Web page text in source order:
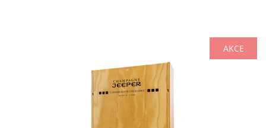
AKCE
Dárková dřevěná krabička JEEPER na 3 lahve. Luxusní
prezentace a dokonalá ochrana pro vaše prémiové lahve.
Ideální pro výjimečné příležitosti....